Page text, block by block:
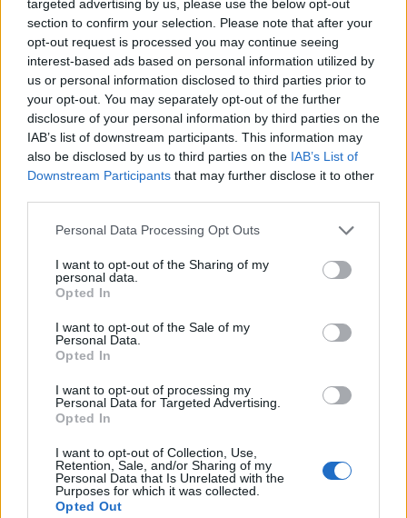
targeted advertising by us, please use the below opt-out
section to confirm your selection. Please note that after your
opt-out request is processed you may continue seeing
interest-based ads based on personal information utilized by
us or personal information disclosed to third parties prior to
your opt-out. You may separately opt-out of the further
disclosure of your personal information by third parties on the
IAB’s list of downstream participants. This information may
also be disclosed by us to third parties on the IAB’s List of
Downstream Participants that may further disclose it to other
Personal Data Processing Opt Outs
I want to opt-out of the Sharing of my
personal data.
Opted In
I want to opt-out of the Sale of my
Personal Data.
Opted In
I want to opt-out of processing my
Personal Data for Targeted Advertising.
Opted In
I want to opt-out of Collection, Use,
Retention, Sale, and/or Sharing of my
Personal Data that Is Unrelated with the
Purposes for which it was collected.
Opted Out
Victòria del Puerto Sagunto
del tortosí Toni Malla que els
d’ascens
Un nefast tercer quart
condemna al Viladecans
cedir la primera derrota de la
temporada
Setmanari l'Ebre